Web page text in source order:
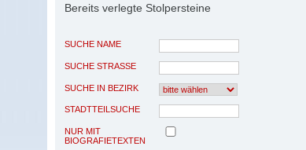
Bereits verlegte Stolpersteine
SUCHE NAME
SUCHE STRASSE
SUCHE IN BEZIRK
STADTTEILSUCHE
NUR MIT
BIOGRAFIETEXTEN